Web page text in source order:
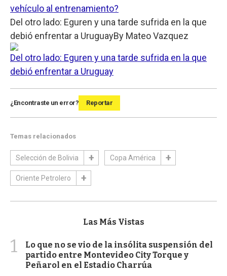
vehículo al entrenamiento?
Del otro lado: Eguren y una tarde sufrida en la que
debió enfrentar a UruguayBy Mateo Vazquez
Del otro lado: Eguren y una tarde sufrida en la que
debió enfrentar a Uruguay
¿Encontraste un error? Reportar
Temas relacionados
Selección de Bolivia Copa América
Oriente Petrolero
Las Más Vistas
1
Lo que no se vio de la insólita suspensión del
partido entre Montevideo City Torque y
Peñarol en el Estadio Charrúa